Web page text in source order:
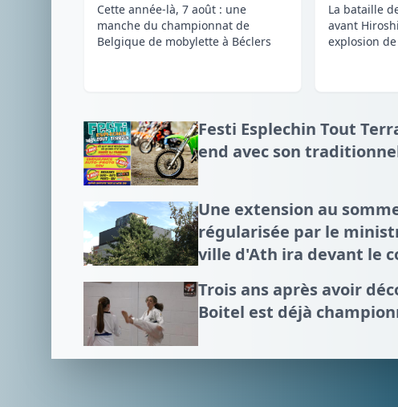
Cette année-là, 7 août : une
manche du championnat de
Belgique de mobylette à Béclers
La bataille
avant
explosion
Festi Esplechin Tout
end avec son
Une extension au
régularisée par le
ville d'Ath ira devant le
Trois ans après avoir
Boitel est déjà